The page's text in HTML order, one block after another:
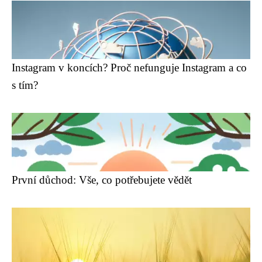
Instagram v koncích? Proč nefunguje Instagram a co
s tím?
První důchod: Vše, co potřebujete vědět